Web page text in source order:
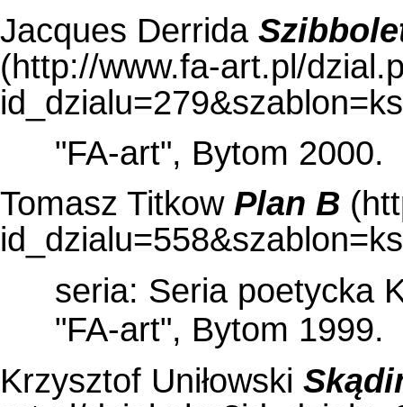
Jacques Derrida
"FA-art", Bytom 2000.
Tomasz Titkow Plan B
seria: Seria poetycka
"FA-art", Bytom 1999.
Krzysztof Uniłowski